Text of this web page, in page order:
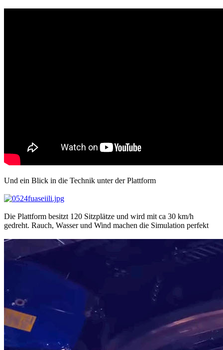
Und ein Blick in die Technik unter der Plattform
Die Plattform besitzt 120 Sitzplätze und wird mit ca 30 km/h
gedreht. Rauch, Wasser und Wind machen die Simulation perfekt